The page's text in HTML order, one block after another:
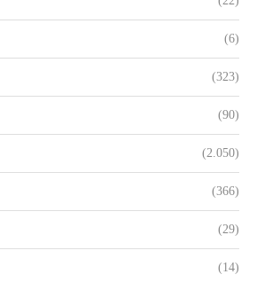
(6)
(323)
(90)
(2.050)
(366)
(29)
(14)